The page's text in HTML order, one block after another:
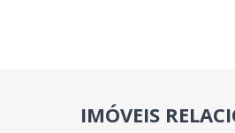
IMÓVEIS